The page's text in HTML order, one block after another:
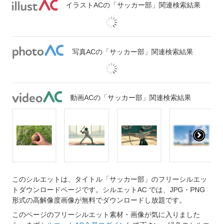
イラストACの「サッカー部」関連検索結果
写真ACの「サッカー部」関連検索結果
動画ACの「サッカー部」関連検索結果
このシルエットは、タイトル「サッカー部」のフリーシルエッ
トダウンロードページです。シルエットAC では、JPG・PNG
形式の高解像度画像が無料でダウンロードし放題です。
このページのフリーシルエット素材・画像が気に入りました